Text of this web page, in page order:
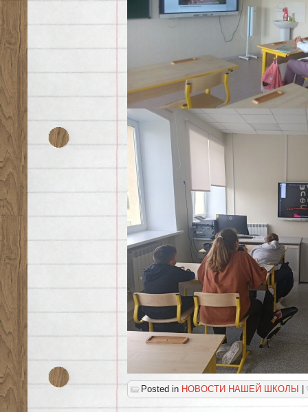
Posted in НОВОСТИ НАШЕЙ ШКОЛЫ |